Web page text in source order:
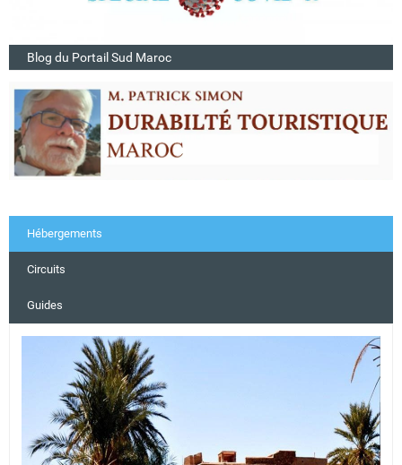
Blog du Portail Sud Maroc
Hébergements
Circuits
Guides